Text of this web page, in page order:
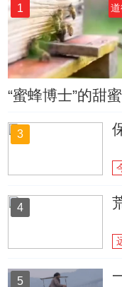
1
“蜜蜂博士”的甜
3
4
5